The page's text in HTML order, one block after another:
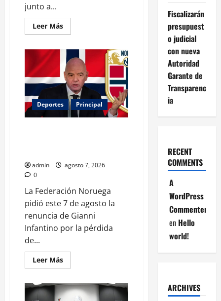
junto a...
Leer MásLeer
más
Belinda
encabeza
a
los
50
más
bellos
de
People
en
Deportes Principal
admin
agosto 7, 2026
0
La Federación Noruega
pidió este 7 de agosto la
renuncia de Gianni
Infantino por la pérdida
de...
Leer MásLeer
más
Noruega
exige
Fiscalizarán
presupuest
o judicial
con nueva
Autoridad
Garante de
Transparenc
ia
RECENT
COMMENTS
A
WordPress
Commenter
en Hello
world!
ARCHIVES